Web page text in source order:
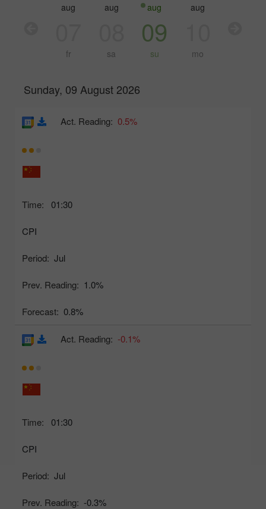
aug
fr
aug
sa
aug
09
su
aug
mo
Sunday, 09 August 2026
Time: 01:30
CPI
Period: Jul
Prev. Reading: 1.0%
Forecast: 0.8%
Act. Reading: 0.5%
Time: 01:30
CPI
Period: Jul
Prev. Reading: -0.3%
Act. Reading: -0.1%